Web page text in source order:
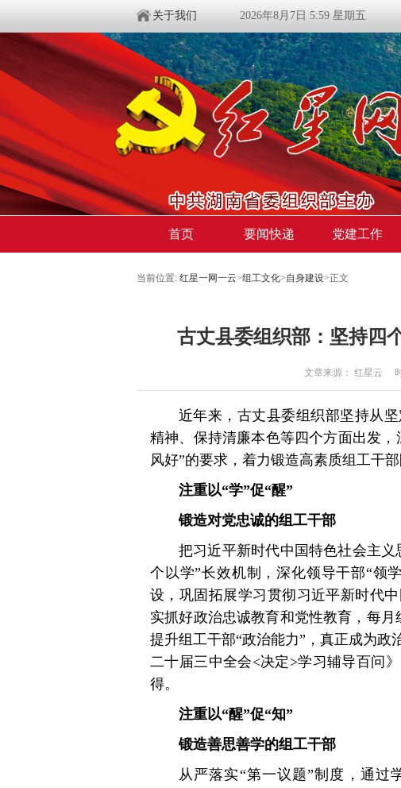
关于我们 2026年8月7日 5:59 星期五
首页 要闻快递 党建工作
当前位置: 红星一网一云>组工文化>自身建设>正文
古丈县委组织部：坚持四
文章来源： 红星云 时
近年来，古丈县委组织部坚持从
精神、保持清廉本色等四个方面出发
风好”的要求，着力锻造高素质组工干部
注重以“学”促“醒”
锻造对党忠诚的组工干部
把习近平新时代中国特色社会主
个以学”长效机制，深化领导干部“领
设，巩固拓展学习贯彻习近平新时代
实抓好政治忠诚教育和党性教育，每
提升组工干部“政治能力”，真正成为政
二十届三中全会<决定>学习辅导百问
得。
注重以“醒”促“知”
锻造善思善学的组工干部
从严落实“第一议题”制度，通过